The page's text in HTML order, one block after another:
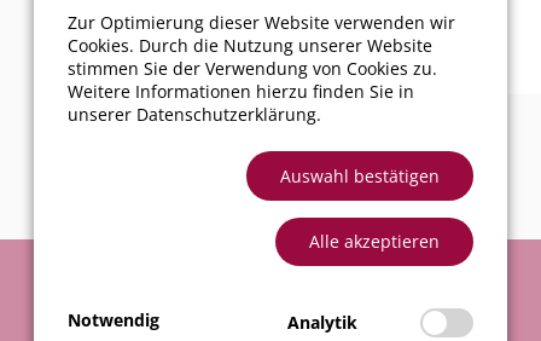
Zur Optimierung dieser Website verwenden wir
Cookies. Durch die Nutzung unserer Website
stimmen Sie der Verwendung von Cookies zu.
Weitere Informationen hierzu finden Sie in
unserer Datenschutzerklärung.
Auswahl bestätigen
Alle akzeptieren
Notwendig Analytik